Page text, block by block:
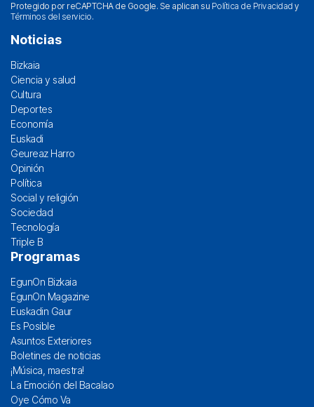
Protegido por reCAPTCHA de Google. Se aplican su Política de Privacidad y
Términos del servicio.
Noticias
Bizkaia
Ciencia y salud
Cultura
Deportes
Economía
Euskadi
Geureaz Harro
Opinión
Política
Social y religión
Sociedad
Tecnología
Triple B
Programas
EgunOn Bizkaia
EgunOn Magazine
Euskadin Gaur
Es Posible
Asuntos Exteriores
Boletines de noticias
¡Música, maestra!
La Emoción del Bacalao
Oye Cómo Va